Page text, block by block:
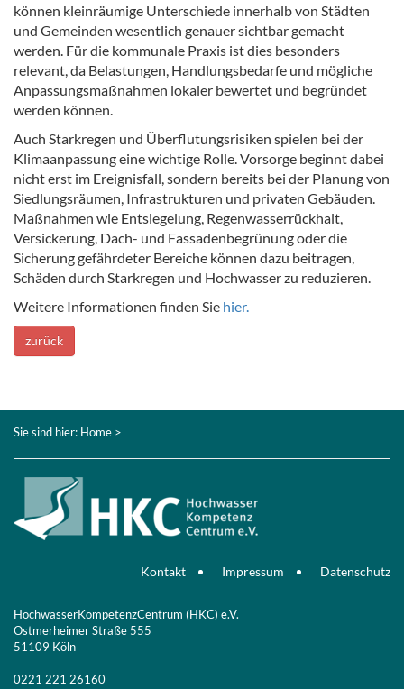
können kleinräumige Unterschiede innerhalb von Städten
und Gemeinden wesentlich genauer sichtbar gemacht
werden. Für die kommunale Praxis ist dies besonders
relevant, da Belastungen, Handlungsbedarfe und mögliche
Anpassungsmaßnahmen lokaler bewertet und begründet
werden können.
Auch Starkregen und Überflutungsrisiken spielen bei der
Klimaanpassung eine wichtige Rolle. Vorsorge beginnt dabei
nicht erst im Ereignisfall, sondern bereits bei der Planung von
Siedlungsräumen, Infrastrukturen und privaten Gebäuden.
Maßnahmen wie Entsiegelung, Regenwasserrückhalt,
Versickerung, Dach- und Fassadenbegrünung oder die
Sicherung gefährdeter Bereiche können dazu beitragen,
Schäden durch Starkregen und Hochwasser zu reduzieren.
Weitere Informationen finden Sie hier.
zurück
Sie sind hier: Home >
Kontakt Impressum Datenschutz
HochwasserKompetenzCentrum (HKC) e.V.
Ostmerheimer Straße 555
51109 Köln
0221 221 26160